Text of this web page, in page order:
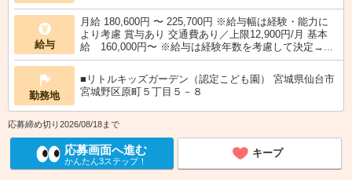
給与
月給 180,600円 〜 225,700円 ※給与幅は経験・能力に
より考慮 賞与あり 交通費あり／上限12,900円/月 基本
給 160,000円〜 ※給与は経験年数を考慮して決定→...
勤務地
■リトルキッズガーデン（認定こども園） 宮城県仙台市
宮城野区原町５丁目５－８
応募締め切り2026/08/18まで
応募画面へ進む
かんたん3ステップ！
キープ